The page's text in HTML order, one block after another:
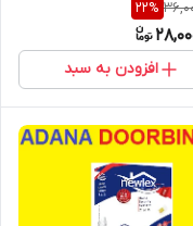
پک کامل 6عددی قابلیت
چهره دوربین
هارد ذخیره/
22%
افزودن به سبد